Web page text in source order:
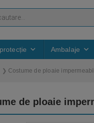
Ambalaje
Costume de ploaie
de ploaie